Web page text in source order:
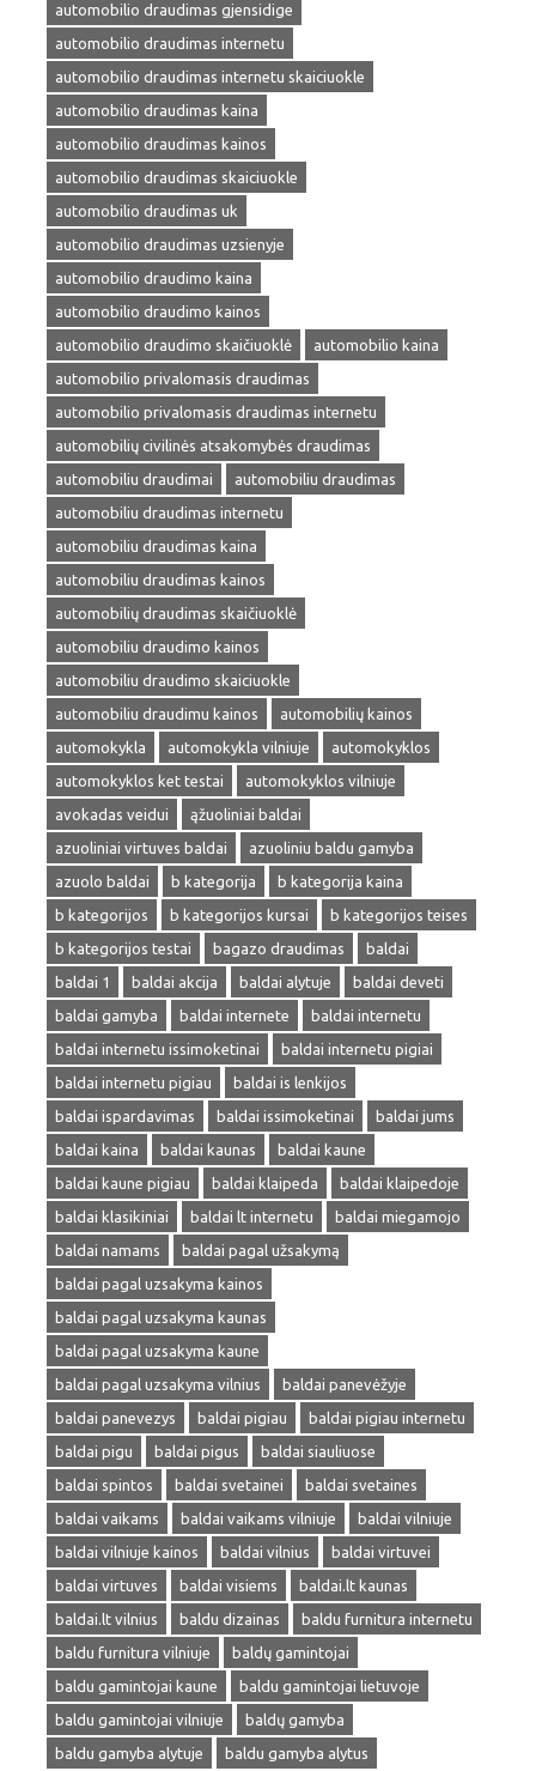
automobilio draudimas gjensidige
automobilio draudimas internetu
automobilio draudimas internetu skaiciuokle
automobilio draudimas kaina
automobilio draudimas kainos
automobilio draudimas skaiciuokle
automobilio draudimas uk
automobilio draudimas uzsienyje
automobilio draudimo kaina
automobilio draudimo kainos
automobilio draudimo skaičiuoklė
automobilio kaina
automobilio privalomasis draudimas
automobilio privalomasis draudimas internetu
automobilių civilinės atsakomybės draudimas
automobiliu draudimai
automobiliu draudimas
automobiliu draudimas internetu
automobiliu draudimas kaina
automobiliu draudimas kainos
automobilių draudimas skaičiuoklė
automobiliu draudimo kainos
automobiliu draudimo skaiciuokle
automobiliu draudimu kainos
automobilių kainos
automokykla
automokykla vilniuje
automokyklos
automokyklos ket testai
automokyklos vilniuje
avokadas veidui
ąžuoliniai baldai
azuoliniai virtuves baldai
azuoliniu baldu gamyba
azuolo baldai
b kategorija
b kategorija kaina
b kategorijos
b kategorijos kursai
b kategorijos teises
b kategorijos testai
bagazo draudimas
baldai
baldai 1
baldai akcija baldai alytuje
baldai deveti
baldai gamyba
baldai internete
baldai internetu
baldai internetu issimoketinai
baldai internetu pigiai
baldai internetu pigiau
baldai is lenkijos
baldai ispardavimas
baldai issimoketinai
baldai jums
baldai kaina
baldai kaunas
baldai kaune
baldai kaune pigiau
baldai klaipeda
baldai klaipedoje
baldai klasikiniai
baldai lt internetu
baldai miegamojo
baldai namams
baldai pagal užsakymą
baldai pagal uzsakyma kainos
baldai pagal uzsakyma kaunas
baldai pagal uzsakyma kaune
baldai pagal uzsakyma vilnius
baldai panevėžyje
baldai panevezys
baldai pigiau
baldai pigiau internetu
baldai pigu
baldai pigus
baldai siauliuose
baldai spintos
baldai svetainei
baldai svetaines
baldai vaikams
baldai vaikams vilniuje
baldai vilniuje
baldai vilniuje kainos
baldai vilnius
baldai virtuvei
baldai virtuves
baldai visiems
baldai.lt kaunas
baldai.lt vilnius
baldu dizainas
baldu furnitura internetu
baldu furnitura vilniuje
baldų gamintojai
baldu gamintojai kaune
baldu gamintojai lietuvoje
baldu gamintojai vilniuje
baldų gamyba
baldu gamyba alytuje
baldu gamyba alytus